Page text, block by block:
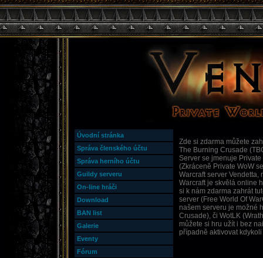
Úvodní stránka
Správa členského účtu
Správa herního účtu
Guildy serveru
On-line hráči
Download
BAN list
Galerie
Eventy
Fórum
Zde si zdarma můžete
The Burning Crusade
Server se jmenuje
(Zkráceně Private WoW
Warcraft server Vendetta,
Warcraft je skvělá online
si k nám zdarma zahrát
server (Free World Of
našem serveru je možné
Crusade), či WotLK
můžete si hru užít i bez
případně aktivovat